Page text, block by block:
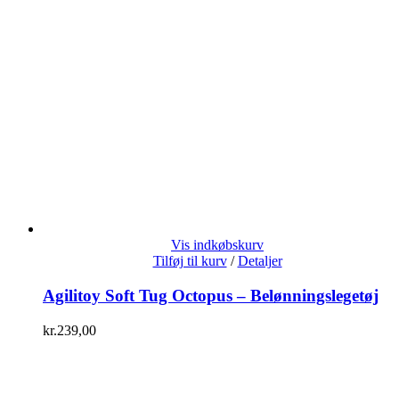
Vis indkøbskurv
Tilføj til kurv / Detaljer
Agilitoy Soft Tug Octopus – Belønningslegetøj
kr.239,00